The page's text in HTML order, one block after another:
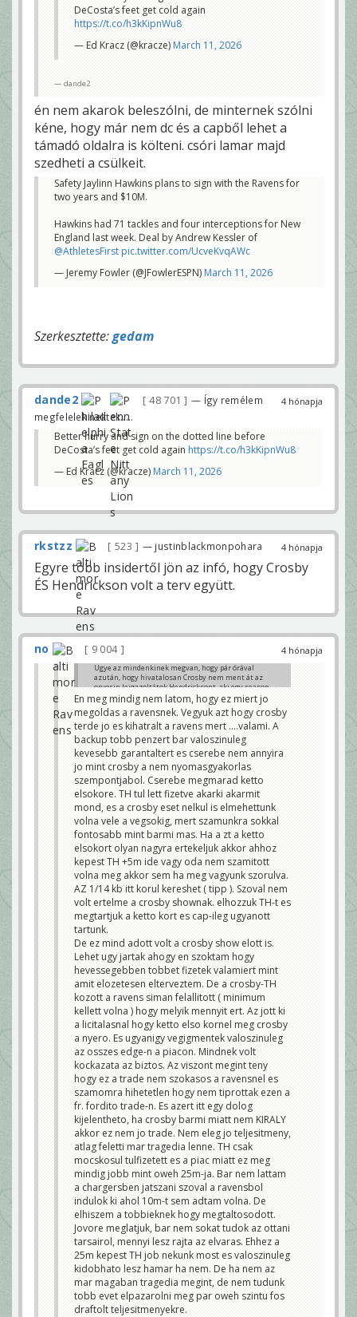
DeCosta’s feet get cold again
https://t.co/h3kKipnWu8
— Ed Kracz (@kracze)March 11, 2026
dande2
én nem akarok beleszólni, de minternek szólni
kéne, hogy már nem dc és a capből lehet a
támadó oldalra is költeni. csóri lamar majd
szedheti a csülkeit.
Safety Jaylinn Hawkins plans to sign with the Ravens for
two years and $10M.
Hawkins had 71 tackles and four interceptions for New
England last week. Deal by Andrew Kessler of
@AthletesFirstpic.twitter.com/UcveKvqAWc
— Jeremy Fowler (@JFowlerESPN)March 11, 2026
Szerkesztette:gedam
4 hónapja
dande2 48 701
— Így remélem
megfelelek nektek.....
Better hurry and sign on the dotted line before
DeCosta’s feet get cold again https://t.co/h3kKipnWu8
— Ed Kracz (@kracze)March 11, 2026
4 hónapja
rkstzz 523 — justinblackmonpohara
Egyre több insidertől jön az infó, hogy Crosby
ÉS Hendrickson volt a terv együtt.
4 hónapja
no 9 004
Ugye az mindenkinek megvan, hogy pár órával
azután, hogy hivatalosan Crosby nem ment át az
orvosin leigazoltátok Hendricksont, aki egy season
ending csípő sérülésből jön ippeg. Vagyis azért ez a
tüzetes orvosi igény hogy-hogy nem nála, aki majd 4
évvel idősebb nem volt meg.....Ez azt sejteti, hogy
párhuzamosan ment a tárgyalás, magasan volt az
ár, majd rányomtatok a Crosby gombra, majd lement
az ár és rányomtatok az "out" gombra. De jönnek
majd az insiderek és majd úgy is mondják.
Mindezek mellett azért továbbra is azt gondolom,
hogy volt még azért valami, amit azért nem
tudtatok, de azt is gondolom, hogy ott volt a
Hendrickson szerződés is backup-nak, így könnyebb
volt azt mondani, hogy "sorry".
Klemó
En meg mindig nem latom, hogy ez miert jo
megoldas a ravensnek. Vegyuk azt hogy crosby
terde jo es kihatralt a ravens mert ....valami. A
backup tobb penzert bar valoszinuleg
kevesebb garantaltert es cserebe nem annyira
jo mint crosby a nem nyomasgyakorlas
szempontjabol. Cserebe megmarad ketto
elsokore. TH tul lett fizetve akarki akarmit
mond, es a crosby eset nelkul is elmehettunk
volna vele a vegsokig, mert szamunkra sokkal
fontosabb mint barmi mas. Ha a zt a ketto
elsokort olyan nagyra ertekeljuk akkor ahhoz
kepest TH +5m ide vagy oda nem szamitott
volna meg akkor sem ha meg vagyunk szorulva.
AZ 1/14 kb itt korul kereshet ( tipp ). Szoval nem
volt ertelme a crosby shownak. elhozzuk TH-t es
megtartjuk a ketto kort es cap-ileg ugyanott
tartunk.
De ez mind adott volt a crosby show elott is.
Lehet ugy jartak ahogy en szoktam hogy
hevessegebben tobbet fizetek valamiert mint
amit elozetesen elterveztem. De a crosby-TH
kozott a ravens siman felallitott ( minimum
kellett volna ) hogy melyik mennyit ert. Az jott ki
a licitalasnal hogy ketto elso kornel meg crosby
a nyero. Es ugyanigy vegigmentek valoszinuleg
az osszes edge-n a piacon. Mindnek volt
kockazata az biztos. Az viszont megint teny
hogy ez a trade nem szokasos a ravensnel es
szamomra hihetetlen hogy nem tiprottak ezen a
fr. fordito trade-n. Es azert itt egy dolog
kijelentheto, ha crosby barmi miatt nem KIRALY
akkor ez nem jo trade. Nem eleg jo teljesitmeny,
atlag feletti mar tragedia lenne. TH csak
mocskosul tulfizetett es a piac miatt ez meg
mindig jobb mint oweh 25m-ja. Bar nem lattam
a chargersben jatszani szoval a ravensbol
indulok ki ahol 10m-t sem adtam volna. De
elhiszem a tobbieknek hogy megtaltosodott.
Jovore meglatjuk, bar nem sokat tudok az ottani
tarsairol, mennyi lesz rajta az elvaras. Ehhez a
25m kepest TH job nekunk most es valoszinuleg
kidobhato lesz hamar ha nem. De ha nem az
mar magaban tragedia megint, de nem tudunk
tobb evet elpazarolni meg par oweh szintu fos
draftolt teljesitmenyekre.